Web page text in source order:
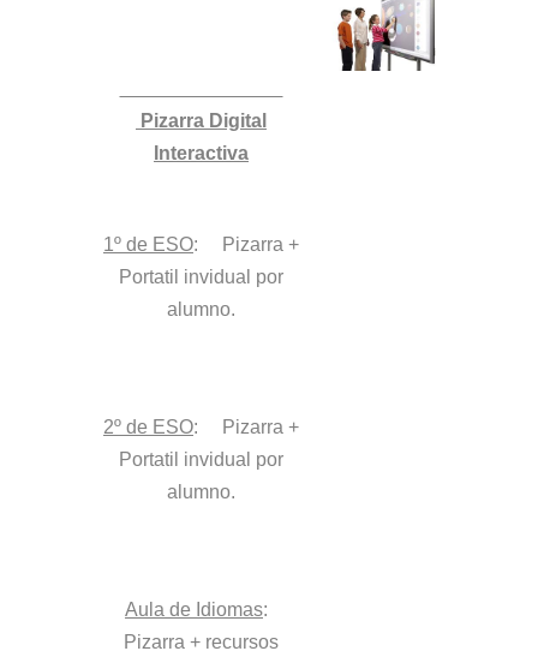
Pizarra Digital
Interactiva
1º de ESO: Pizarra +
Portatil invidual por
alumno.
2º de ESO:
Pizarra +
Portatil invidual por
alumno.
Aula de Idiomas:
Pizarra + recursos